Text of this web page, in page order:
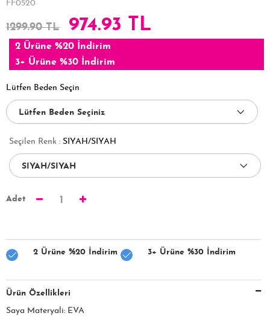
FF0520
1299.90 TL 974.93 TL
2 Ürüne %20 İndirim
3+ Ürüne %30 İndirim
Lütfen Beden Seçin
Seçilen Renk : SIYAH/SIYAH
Adet 1
2 Ürüne %20 İndirim 3+ Ürüne %30 İndirim
Ürün Özellikleri
Saya Materyali: EVA